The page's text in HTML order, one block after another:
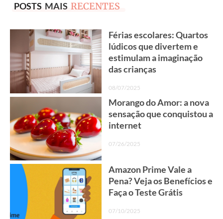
POSTS MAIS RECENTES
Férias escolares: Quartos
lúdicos que divertem e
estimulam a imaginação
das crianças
08/07/2025
Morango do Amor: a nova
sensação que conquistou a
internet
07/26/2025
Amazon Prime Vale a
Pena? Veja os Benefícios e
Faça o Teste Grátis
07/10/2025